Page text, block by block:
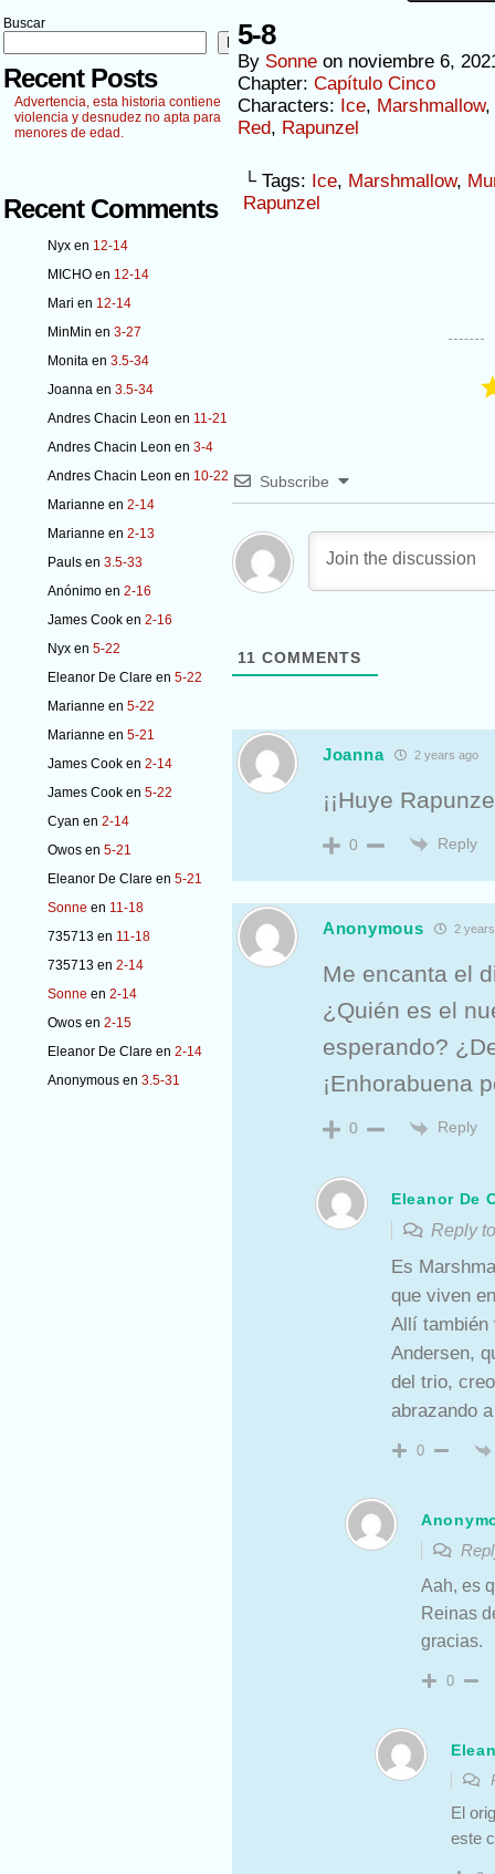
Buscar
Buscar
Recent Posts
Advertencia, esta historia contiene
violencia y desnudez no apta para
menores de edad.
Recent Comments
Nyx en 12-14
MICHO en 12-14
Mari en 12-14
MinMin en 3-27
Monita en 3.5-34
Joanna en 3.5-34
Andres Chacin Leon en 11-21
Andres Chacin Leon en 3-4
Andres Chacin Leon en 10-22
Marianne en 2-14
Marianne en 2-13
Pauls en 3.5-33
Anónimo en 2-16
James Cook en 2-16
Nyx en 5-22
Eleanor De Clare en 5-22
Marianne en 5-22
Marianne en 5-21
James Cook en 2-14
James Cook en 5-22
Cyan en 2-14
Owos en 5-21
Eleanor De Clare en 5-21
Sonne en 11-18
735713 en 11-18
735713 en 2-14
Sonne en 2-14
Owos en 2-15
Eleanor De Clare en 2-14
Anonymous en 3.5-31
5-8
By Sonne on noviembre 6,
Chapter: Capítulo Cinco
Characters: Ice, Marshmallow,
Red, Rapunzel
└ Tags: Ice, Marshmallow,
Rapunzel
Subscribe
11 COMMENTS
Joanna 2 years ago
¡¡Huye
0 Reply
Anonymous 2
Me encanta el
¿Quién es el
esperando?
¡Enhorabuena
0 Reply
Eleanor De
Reply
Es
que viven
Allí también
Andersen,
del trio,
abrazando
0
Aah, es
Reinas
gracias.
0
El
este